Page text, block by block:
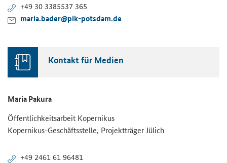
+49 30 3385537 365
maria.bader@pik-potsdam.de
Kontakt für Medien
Maria Pakura
Öffentlichkeitsarbeit Kopernikus
Kopernikus-Geschäftsstelle, Projektträger Jülich
+49 2461 61 96481